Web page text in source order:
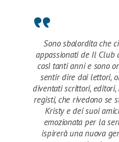
Sono sbalordita che
appassionati de Il Club
così tanti anni e sono
sentir dire dai lettori,
diventati scrittori,
registi, che rivedono se
Kristy e dei suoi
emozionata per la
ispirerà una nuova